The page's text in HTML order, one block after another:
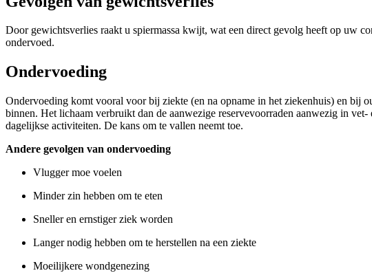
Door gewichtsverlies raakt u spiermassa kwijt, wat een direct gevolg heeft op uw
ondervoed.
Ondervoeding
Ondervoeding komt vooral voor bij ziekte (en na opname in het ziekenhuis) en bij
binnen. Het lichaam verbruikt dan de aanwezige reservevoorraden aanwezig in
dagelijkse activiteiten. De kans om te vallen neemt toe.
Andere gevolgen van ondervoeding
Vlugger moe voelen
Minder zin hebben om te eten
Sneller en ernstiger ziek worden
Langer nodig hebben om te herstellen na een ziekte
Moeilijkere wondgenezing